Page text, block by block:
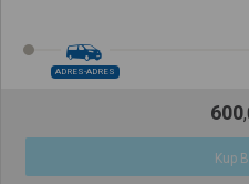
ADRES-ADRES
600,
Kup